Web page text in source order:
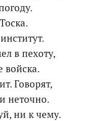
в пехоту,
войска.
Говорят,
неточно.
ни к чему.